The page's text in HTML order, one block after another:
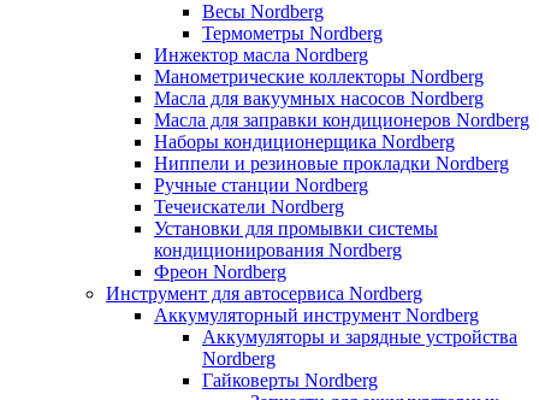
Весы Nordberg
Термометры Nordberg
Инжектор масла Nordberg
Манометрические коллекторы Nordberg
Масла для вакуумных насосов Nordberg
Масла для заправки кондиционеров Nordberg
Наборы кондиционерщика Nordberg
Ниппели и резиновые прокладки Nordberg
Ручные станции Nordberg
Течеискатели Nordberg
Установки для промывки системы
кондиционирования Nordberg
Фреон Nordberg
Инструмент для автосервиса Nordberg
Аккумуляторный инструмент Nordberg
Аккумуляторы и зарядные устройства
Nordberg
Гайковерты Nordberg